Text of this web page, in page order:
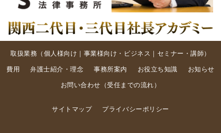
取扱業務（ 個人様向け ｜ 事業様向け・ビジネス ｜ セミナー・講師）
費用 弁護士紹介・理念 事務所案内 お役立ち知識 お知らせ
お問い合わせ （受任までの流れ ）
サイトマップ プライバシーポリシー